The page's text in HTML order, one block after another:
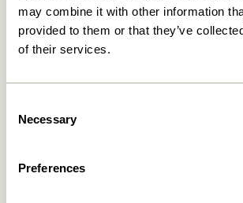
may combine it with other information
provided to them or that they’ve
of their services.
Selection
Necessary
Preferences
Blend Kissen Dunkelblau Blend